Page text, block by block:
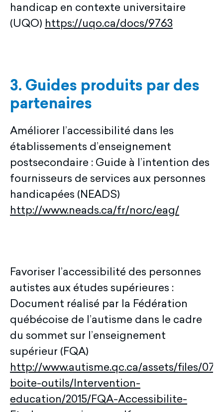
handicap en contexte universitaire
(UQO) https://uqo.ca/docs/9763
3. Guides produits par des
partenaires
Améliorer l’accessibilité dans les
établissements d’enseignement
postsecondaire : Guide à l’intention des
fournisseurs de services aux personnes
handicapées (NEADS)
http://www.neads.ca/fr/norc/eag/
Favoriser l’accessibilité des personnes
autistes aux études supérieures :
Document réalisé par la Fédération
québécoise de l’autisme dans le cadre
du sommet sur l’enseignement
supérieur (FQA)
http://www.autisme.qc.ca/assets/files/07-
boite-outils/Intervention-
education/2015/FQA-Accessibilite-